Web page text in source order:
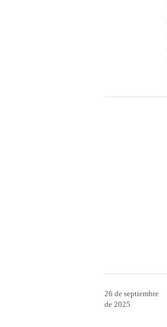
26 de septiembre
de 2025